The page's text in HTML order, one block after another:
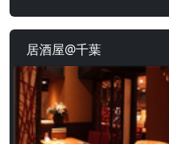
居酒屋@千葉